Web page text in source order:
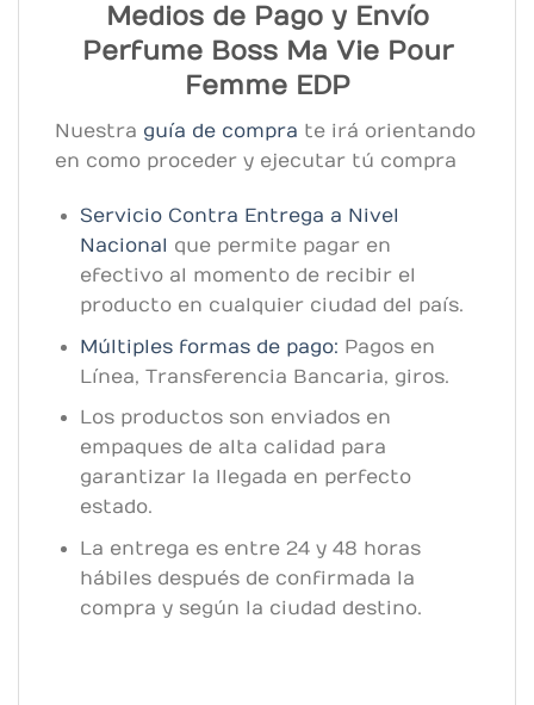
Medios de Pago y Envío
Perfume Boss Ma Vie Pour
Femme EDP
Nuestra guía de compra te irá orientando
en como proceder y ejecutar tú compra
Servicio Contra Entrega a Nivel
Nacional que permite pagar en
efectivo al momento de recibir el
producto en cualquier ciudad del país.
Múltiples formas de pago: Pagos en
Línea, Transferencia Bancaria, giros.
Los productos son enviados en
empaques de alta calidad para
garantizar la llegada en perfecto
estado.
La entrega es entre 24 y 48 horas
hábiles después de confirmada la
compra y según la ciudad destino.